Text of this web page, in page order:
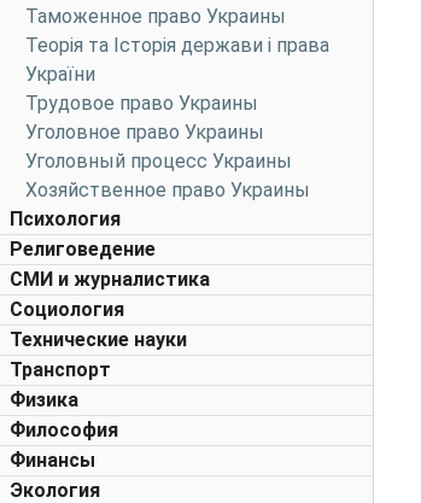
Таможенное право Украины
Теорія та Історія держави і права
України
Трудовое право Украины
Уголовное право Украины
Уголовный процесс Украины
Хозяйственное право Украины
Психология
Религоведение
СМИ и журналистика
Социология
Технические науки
Транспорт
Физика
Философия
Финансы
Экология